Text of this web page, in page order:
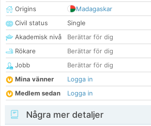
Origins
Madagaskar
Civil status
Single
Akademisk nivå
Berättar för dig
Rökare
Berättar för dig
Jobb
Berättar för dig
Mina vänner
Logga in
Medlem sedan
Logga in
Några mer detaljer